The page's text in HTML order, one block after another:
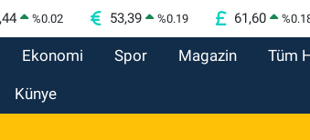
%0.02 53,39 %0.19 61,60 %
Ekonomi Spor Magazin Tüm
Künye